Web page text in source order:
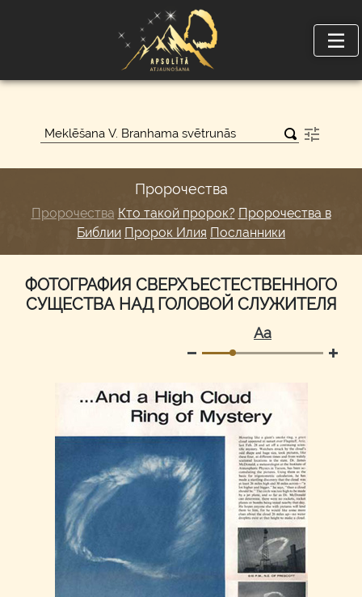
Пророчества
Пророчества Кто такой пророк? Пророчества в
Библии Пророк Илия Посланники
ФОТОГРАФИЯ СВЕРХЪЕСТЕСТВЕННОГО
СУЩЕСТВА НАД ГОЛОВОЙ СЛУЖИТЕЛЯ
Аа